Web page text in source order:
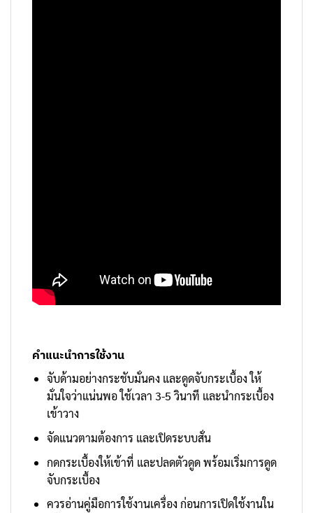
คำแนะนำการใช้งาน
จับด้ามอย่างกระชับมั่นคง และดูดจับกระเบื้อง ให้
มั่นใจว่าแน่นพอ ใช้เวลา 3-5 วินาที และนำกระเบื้อง
เข้าวาง
จัดแนวตามต้องการ และเปิดระบบสั่น
กดกระเบื้องให้เข้าที่ และปลดตัวดูด พร้อมเริ่มการดูด
จับกระเบื้อง
ควรอ่านคู่มือการใช้งานเครื่อง ก่อนการเปิดใช้งานใน